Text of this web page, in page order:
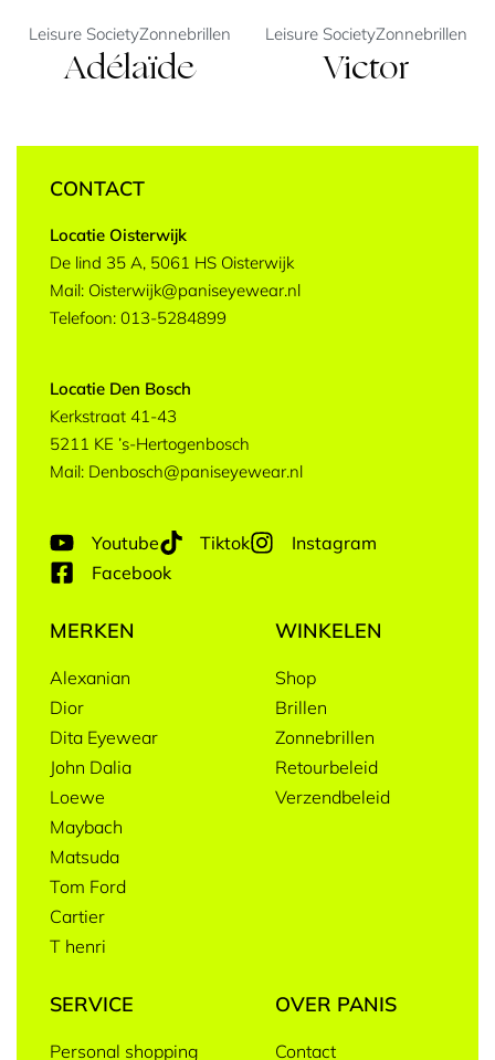
Leisure SocietyZonnebrillen
Adélaïde
Leisure SocietyZonnebrillen
Victor
CONTACT
Locatie Oisterwijk
De lind 35 A, 5061 HS Oisterwijk
Mail: Oisterwijk@paniseyewear.nl
Telefoon: 013-5284899
Locatie Den Bosch
Kerkstraat 41-43
5211 KE ’s-Hertogenbosch
Mail: Denbosch@paniseyewear.nl
Youtube Tiktok
Instagram
Facebook
MERKEN
Alexanian
Dior
Dita Eyewear
John Dalia
Loewe
Maybach
Matsuda
Tom Ford
Cartier
T henri
WINKELEN
Shop
Brillen
Zonnebrillen
Retourbeleid
Verzendbeleid
SERVICE
Personal shopping
OVER PANIS
Contact